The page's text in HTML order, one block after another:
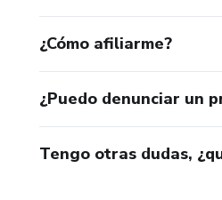
¿Cómo afiliarme?
¿Puedo denunciar un
Tengo otras dudas,